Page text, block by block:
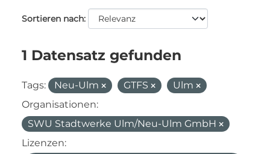
Sortieren nach
1 Datensatz gefunden
Tags: Neu-Ulm GTFS
Ulm
Organisationen:
SWU Stadtwerke Ulm/Neu-Ulm GmbH
Lizenzen: